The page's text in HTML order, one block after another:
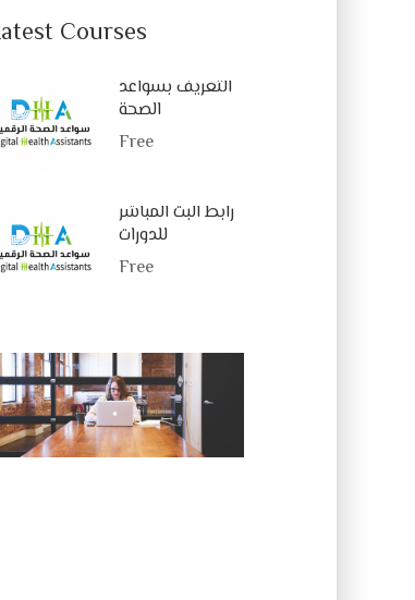
Courses
التعريف بسواعد
الصحة
Free
رابط البث المباشر
للدورات
Free